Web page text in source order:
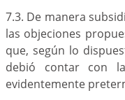
7.3. De manera
las objeciones
que, según lo
debió contar con
evidentemente